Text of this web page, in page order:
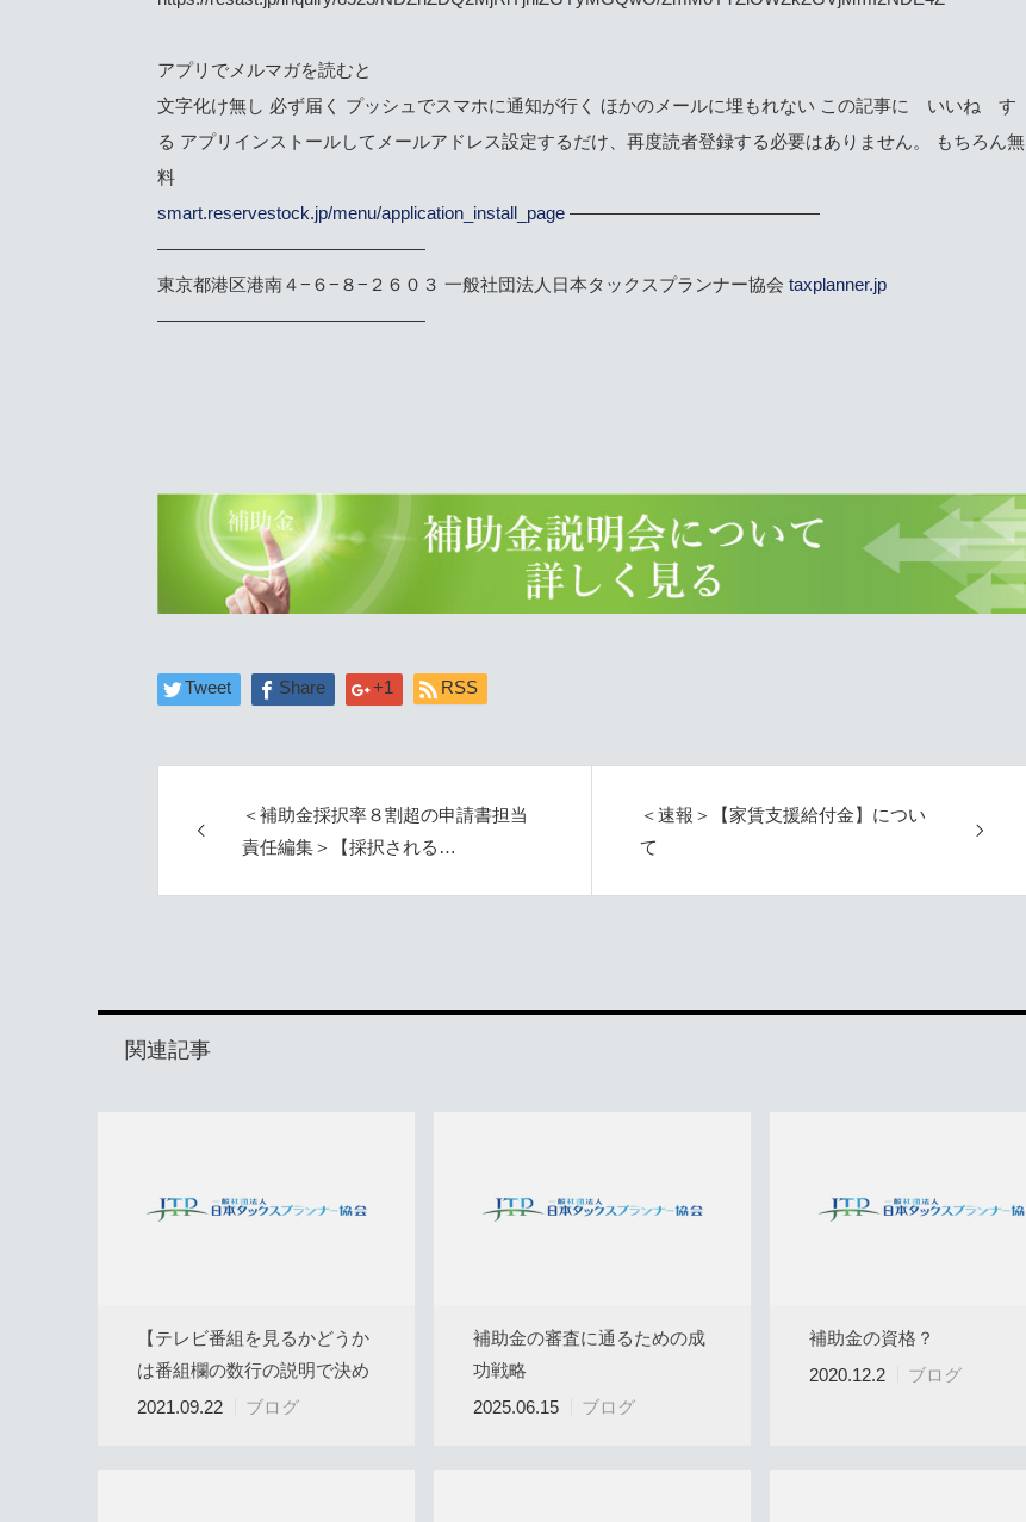
アプリでメルマガを読むと
文字化け無し 必ず届く プッシュでスマホに通知が行く ほかのメールに埋もれない この記事に いいね す
る アプリインストールしてメールアドレス設定するだけ、再度読者登録する必要はありません。 もちろん無
料
smart.reservestock.jp/menu/application_install_page ——————————————
———————————————
東京都港区港南４−６−８−２６０３ 一般社団法人日本タックスプランナー協会 taxplanner.jp
———————————————
Tweet Share +1 RSS
＜補助金採択率８割超の申請書担当
責任編集＞【採択される…
＜速報＞【家賃支援給付金】につい
て
関連記事
【テレビ番組を見るかどうか
は番組欄の数行の説明で決め
る】
2021.09.22 ブログ
補助金の審査に通るための成
功戦略
2025.06.15
ブログ
補助金の資格？
2020.12.2
ブログ